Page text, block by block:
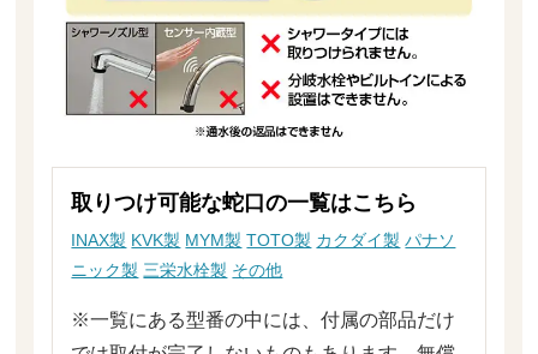
取りつけ可能な蛇口の一覧はこちら
INAX製 KVK製 MYM製 TOTO製 カクダイ製 パナソ
ニック製 三栄水栓製 その他
※一覧にある型番の中には、付属の部品だけ